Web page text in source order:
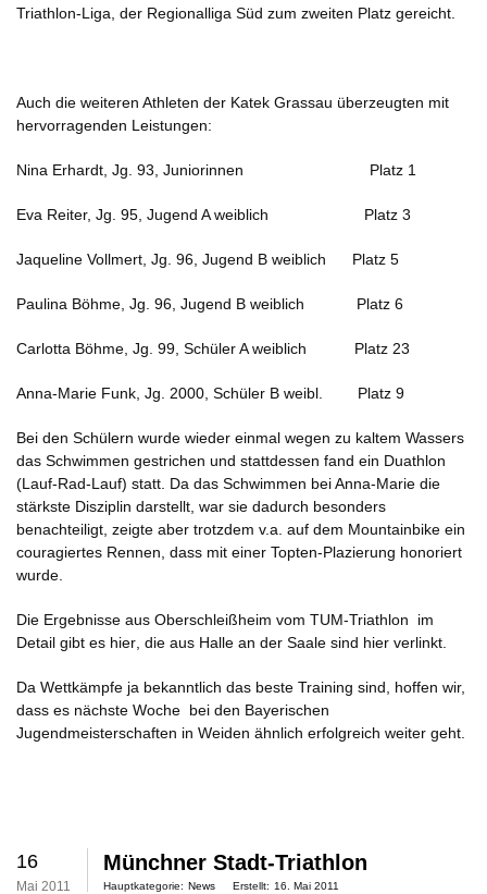
Triathlon-Liga, der Regionalliga Süd zum zweiten Platz gereicht.
Auch die weiteren Athleten der Katek Grassau überzeugten mit
hervorragenden Leistungen:
Nina Erhardt, Jg. 93, Juniorinnen Platz 1
Eva Reiter, Jg. 95, Jugend A weiblich Platz 3
Jaqueline Vollmert, Jg. 96, Jugend B weiblich Platz 5
Paulina Böhme, Jg. 96, Jugend B weiblich Platz 6
Carlotta Böhme, Jg. 99, Schüler A weiblich Platz 23
Anna-Marie Funk, Jg. 2000, Schüler B weibl. Platz 9
Bei den Schülern wurde wieder einmal wegen zu kaltem Wassers
das Schwimmen gestrichen und stattdessen fand ein Duathlon
(Lauf-Rad-Lauf) statt. Da das Schwimmen bei Anna-Marie die
stärkste Disziplin darstellt, war sie dadurch besonders
benachteiligt, zeigte aber trotzdem v.a. auf dem Mountainbike ein
couragiertes Rennen, dass mit einer Topten-Plazierung honoriert
wurde.
Die Ergebnisse aus Oberschleißheim vom TUM-Triathlon im
Detail gibt es hier , die aus Halle an der Saale sind hier verlinkt.
Da Wettkämpfe ja bekanntlich das beste Training sind, hoffen wir,
dass es nächste Woche bei den Bayerischen
Jugendmeisterschaften in Weiden ähnlich erfolgreich weiter geht.
16
Mai 2011
Münchner Stadt-Triathlon
Hauptkategorie: News Erstellt: 16. Mai 2011